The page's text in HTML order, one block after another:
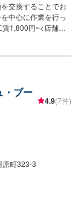
交換することでお
中心に作業を行っ
1,800円~<店舗の
動車、大型車の対
・ブー
4.9(7件)
原町323-3